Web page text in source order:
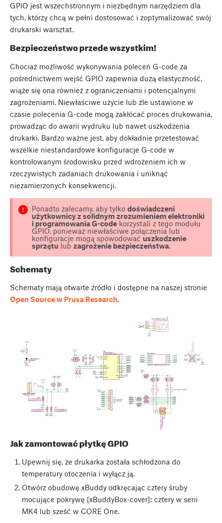
GPIO jest wszechstronnym i niezbędnym narzędziem dla
tych, którzy chcą w pełni dostosować i zoptymalizować swój
drukarski warsztat.
Bezpieczeństwo przede wszystkim!
Chociaż możliwość wykonywania poleceń G-code za
pośrednictwem wejść GPIO zapewnia dużą elastyczność,
wiąże się ona również z ograniczeniami i potencjalnymi
zagrożeniami. Niewłaściwe użycie lub źle ustawione w
czasie polecenia G-code mogą zakłócać proces drukowania,
prowadząc do awarii wydruku lub nawet uszkodzenia
drukarki. Bardzo ważne jest, aby dokładnie przetestować
wszelkie niestandardowe konfiguracje G-code w
kontrolowanym środowisku przed wdrożeniem ich w
rzeczywistych zadaniach drukowania i uniknąć
niezamierzonych konsekwencji.
Ponadto zalecamy, aby tylko doświadczeni
użytkownicy z solidnym zrozumieniem elektroniki
i programowania G-codekorzystali z tego modułu
GPIO, ponieważ niewłaściwe połączenia lub
konfiguracje mogą spowodować uszkodzenie
sprzętu lub zagrożenie bezpieczeństwa.
Schematy
Schematy mają otwarte źródło i dostępne na naszej stronie
Open Source w Prusa Research.
Jak zamontować płytkę GPIO
Upewnij się, że drukarka została schłodzona do
temperatury otoczenia i wyłącz ją.
Otwórz obudowę xBuddy odkręcając cztery śruby
mocujące pokrywę [xBuddyBox-cover]: cztery w serii
MK4 lub sześć w CORE One.